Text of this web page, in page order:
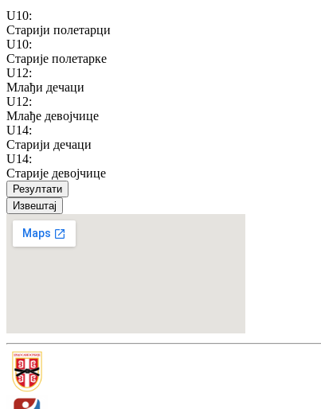
U10:
Старији полетарци
U10:
Старије полетарке
U12:
Млађи дечаци
U12:
Млађе девојчице
U14:
Старији дечаци
U14:
Старије девојчице
Резултати
Извештај